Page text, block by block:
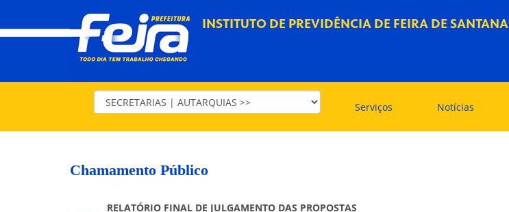
INSTITUTO DE PREVIDÊNCIA DE FEIRA DE SANTANA
Serviços Notícias
Chamamento Público
RELATÓRIO FINAL DE JULGAMENTO DAS PROPOSTAS